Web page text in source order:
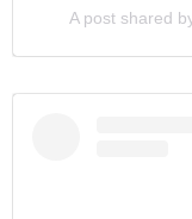
A post shared